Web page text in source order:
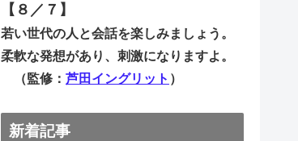
【８／７ 】
若い世代の人と会話を楽しみましょう。
柔軟な発想があり、刺激になりますよ。
（監修： 芦田イングリット ）
新着記事